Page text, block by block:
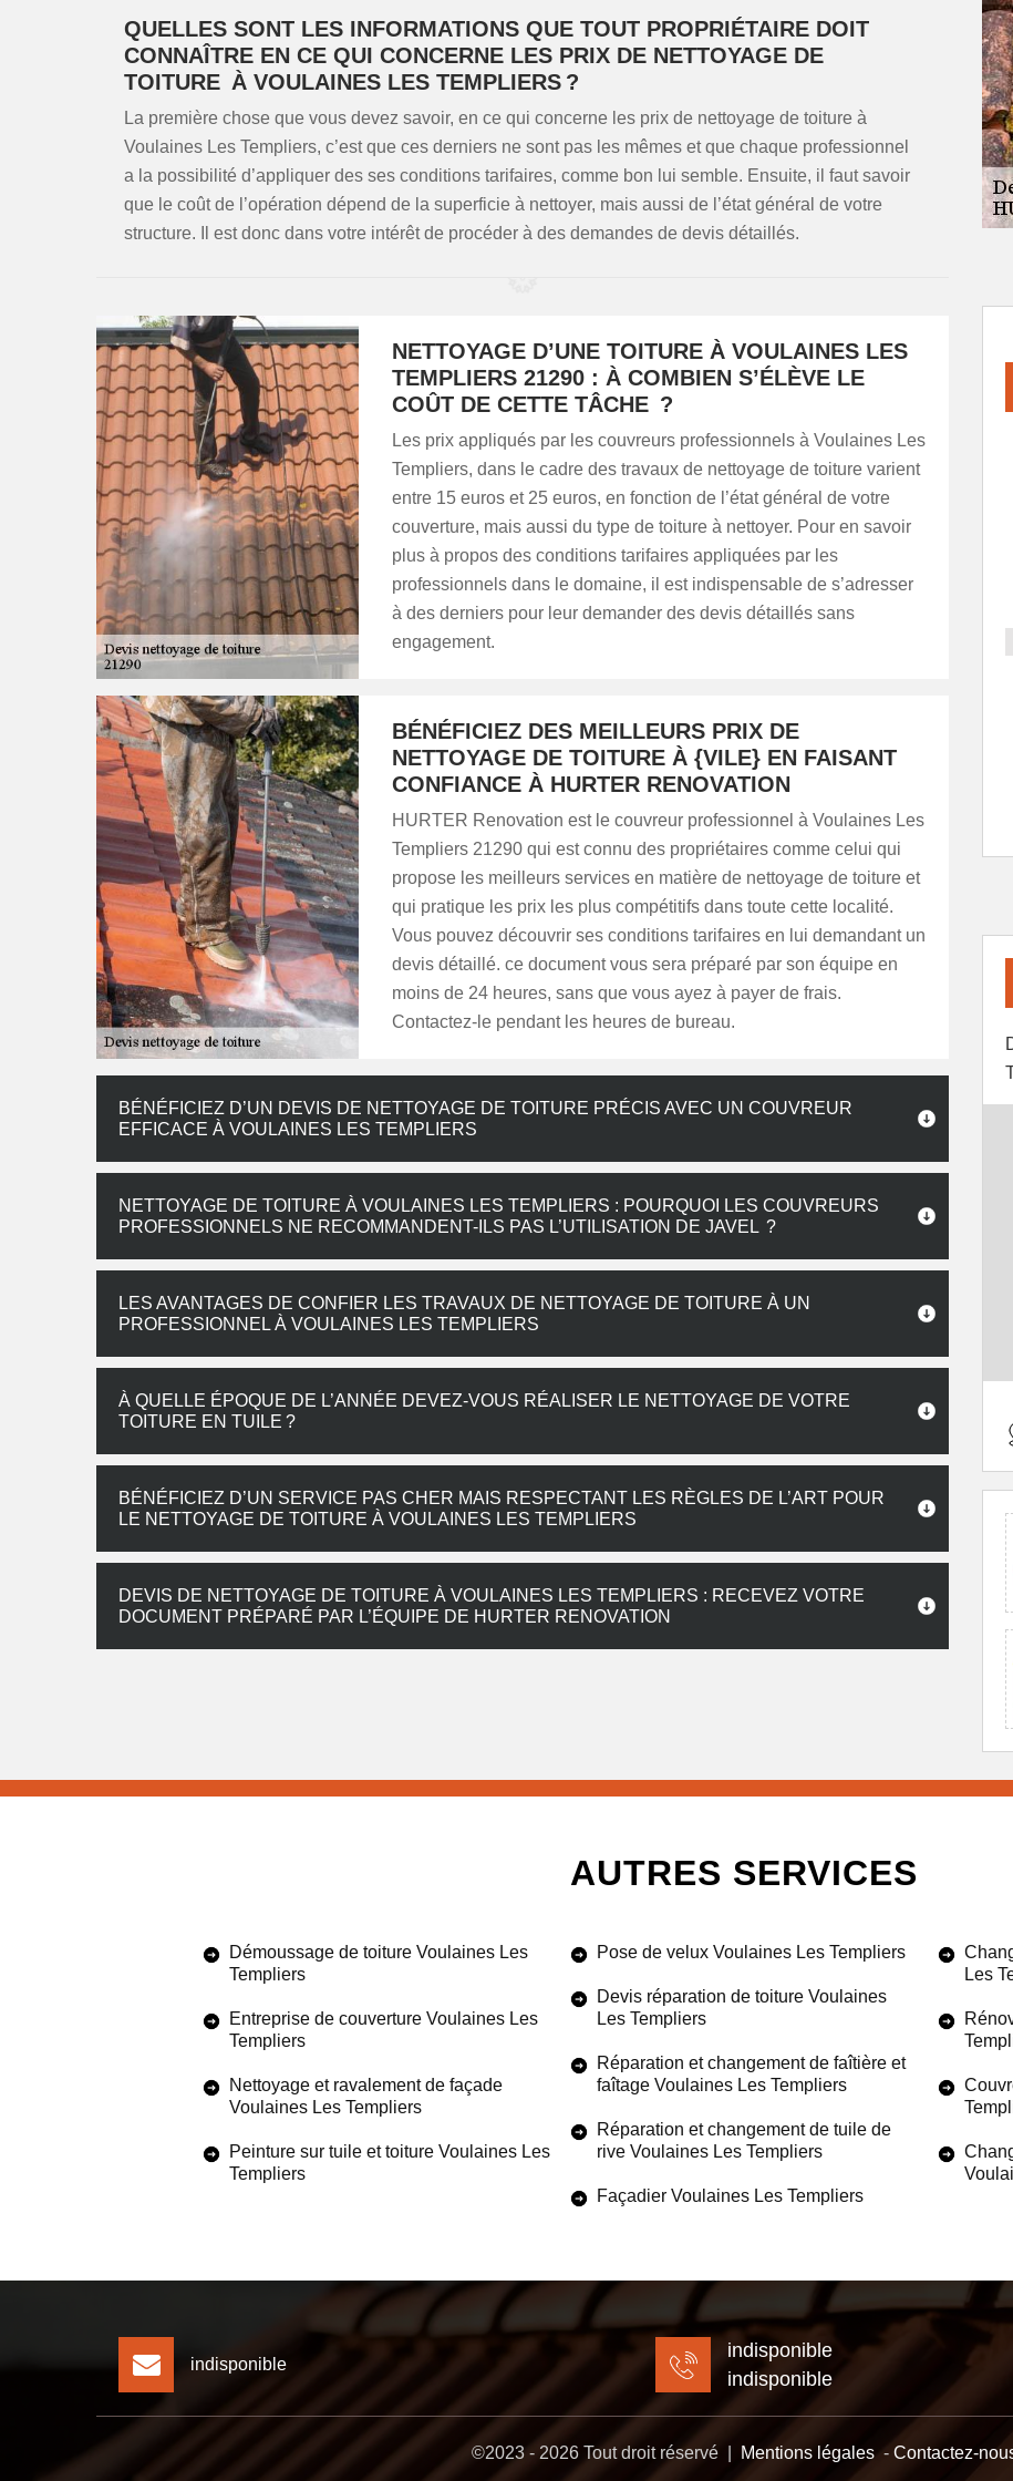
QUELLES SONT LES INFORMATIONS QUE TOUT PROPRIÉTAIRE DOIT
CONNAÎTRE EN CE QUI CONCERNE LES PRIX DE NETTOYAGE DE
TOITURE À VOULAINES LES TEMPLIERS ?
La première chose que vous devez savoir, en ce qui concerne les prix de nettoyage de toiture à
Voulaines Les Templiers, c’est que ces derniers ne sont pas les mêmes et que chaque professionnel
a la possibilité d’appliquer des ses conditions tarifaires, comme bon lui semble. Ensuite, il faut savoir
que le coût de l’opération dépend de la superficie à nettoyer, mais aussi de l’état général de votre
structure. Il est donc dans votre intérêt de procéder à des demandes de devis détaillés.
NETTOYAGE D’UNE TOITURE À VOULAINES LES
TEMPLIERS 21290 : À COMBIEN S’ÉLÈVE LE
COÛT DE CETTE TÂCHE ?
Les prix appliqués par les couvreurs professionnels à Voulaines Les
Templiers, dans le cadre des travaux de nettoyage de toiture varient
entre 15 euros et 25 euros, en fonction de l’état général de votre
couverture, mais aussi du type de toiture à nettoyer. Pour en savoir
plus à propos des conditions tarifaires appliquées par les
professionnels dans le domaine, il est indispensable de s’adresser
à des derniers pour leur demander des devis détaillés sans
engagement.
BÉNÉFICIEZ DES MEILLEURS PRIX DE
NETTOYAGE DE TOITURE À {VILE} EN FAISANT
CONFIANCE À HURTER RENOVATION
HURTER Renovation est le couvreur professionnel à Voulaines Les
Templiers 21290 qui est connu des propriétaires comme celui qui
propose les meilleurs services en matière de nettoyage de toiture et
qui pratique les prix les plus compétitifs dans toute cette localité.
Vous pouvez découvrir ses conditions tarifaires en lui demandant un
devis détaillé. ce document vous sera préparé par son équipe en
moins de 24 heures, sans que vous ayez à payer de frais.
Contactez-le pendant les heures de bureau.
BÉNÉFICIEZ D’UN DEVIS DE NETTOYAGE DE TOITURE PRÉCIS AVEC UN COUVREUR
EFFICACE À VOULAINES LES TEMPLIERS
NETTOYAGE DE TOITURE À VOULAINES LES TEMPLIERS : POURQUOI LES COUVREURS
PROFESSIONNELS NE RECOMMANDENT-ILS PAS L’UTILISATION DE JAVEL ?
LES AVANTAGES DE CONFIER LES TRAVAUX DE NETTOYAGE DE TOITURE À UN
PROFESSIONNEL À VOULAINES LES TEMPLIERS
À QUELLE ÉPOQUE DE L’ANNÉE DEVEZ-VOUS RÉALISER LE NETTOYAGE DE VOTRE
TOITURE EN TUILE ?
BÉNÉFICIEZ D’UN SERVICE PAS CHER MAIS RESPECTANT LES RÈGLES DE L’ART POUR
LE NETTOYAGE DE TOITURE À VOULAINES LES TEMPLIERS
DEVIS DE NETTOYAGE DE TOITURE À VOULAINES LES TEMPLIERS : RECEVEZ VOTRE
DOCUMENT PRÉPARÉ PAR L’ÉQUIPE DE HURTER RENOVATION
AUTRES SERVICES
Démoussage de toiture Voulaines Les
Templiers
Entreprise de couverture Voulaines Les
Templiers
Nettoyage et ravalement de façade
Voulaines Les Templiers
Peinture sur tuile et toiture Voulaines Les
Templiers
Pose de velux Voulaines Les Templiers
Devis réparation de toiture Voulaines
Les Templiers
Réparation et changement de faîtière et
faîtage Voulaines Les Templiers
Réparation et changement de tuile de
rive Voulaines Les Templiers
Façadier Voulaines Les Templiers
Les
indisponible
indisponible
indisponible
©2023 - 2026 Tout droit réservé | Mentions légales- Contactez-